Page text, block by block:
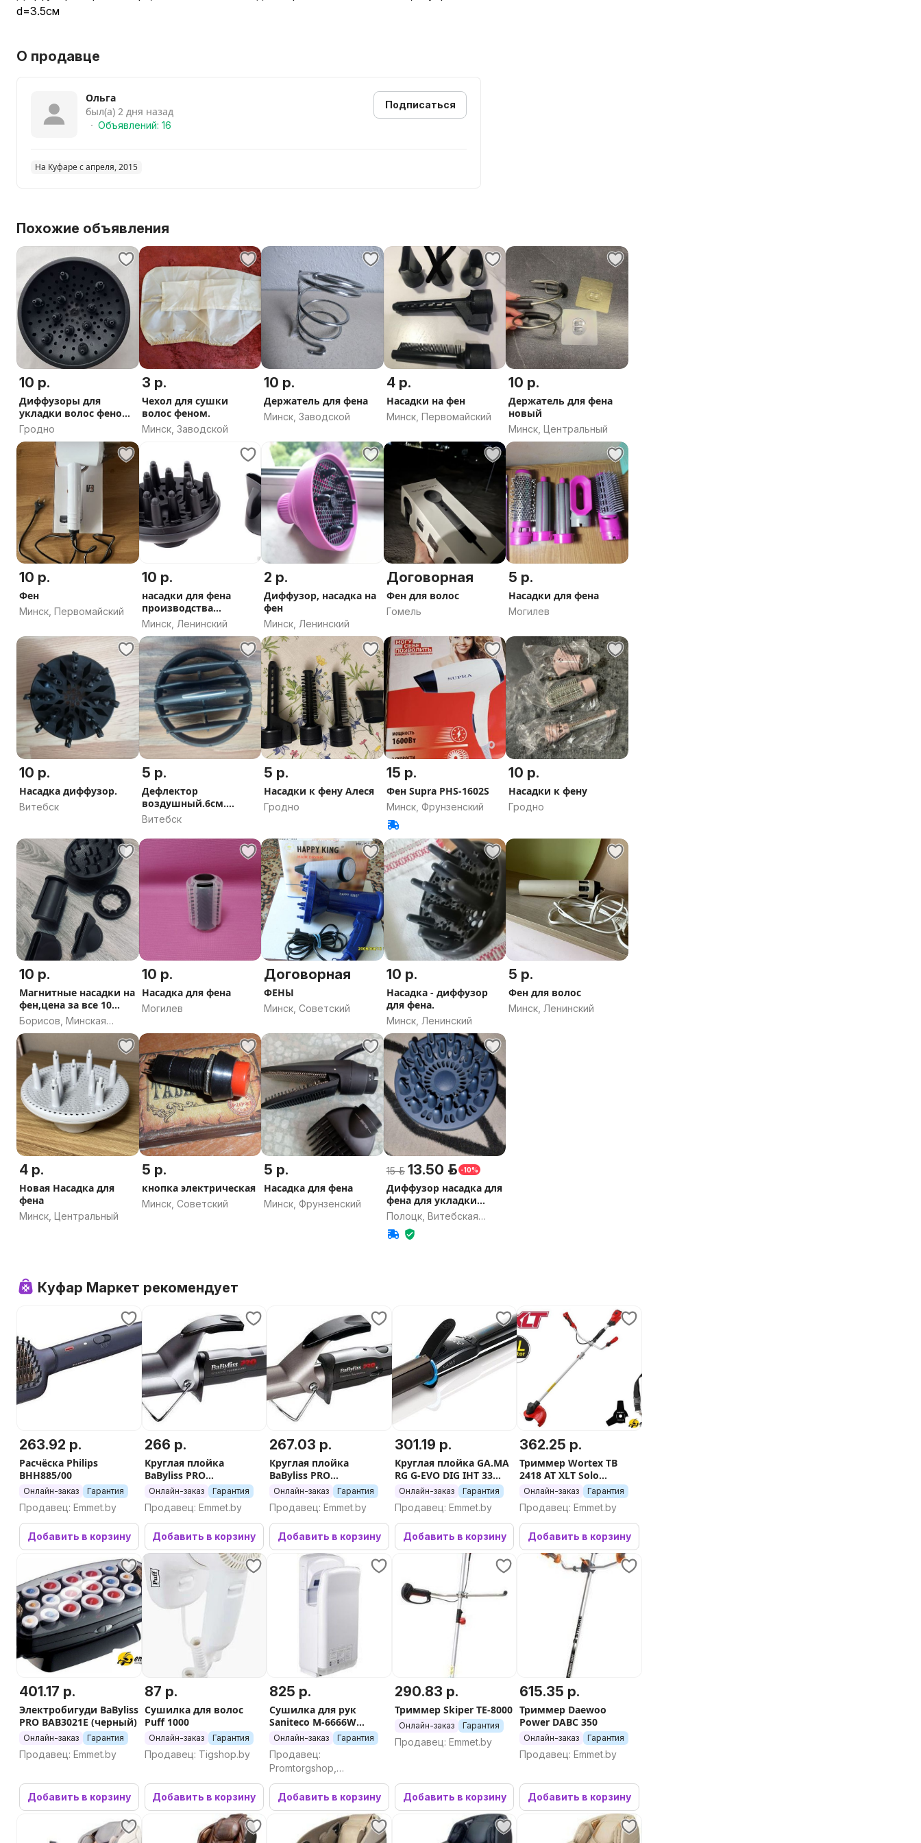
d=3.5см
О продавце
Ольга
был(а) 2 дня назад
Объявлений: 16
Подписаться
На Куфаре с апреля, 2015
Похожие объявления
10 р.
Диффузоры для
укладки волос феном
пальчиковый
Гродно
3 р.
Чехол для сушки
волос феном.
Минск, Заводской
10 р.
Держатель для фена
Минск, Заводской
4 р.
Насадки на фен
Минск, Первомайский
10 р.
Держатель для фена
новый
Минск, Центральный
10 р.
Фен
Минск, Первомайский
10 р.
насадки для фена
производства
германия ideen welt,
Минск, Ленинский
2 р.
Диффузор, насадка на
фен
Минск, Ленинский
Договорная
Фен для волос
Гомель
5 р.
Насадки для фена
Могилев
10 р.
Насадка диффузор.
Витебск
5 р.
Дефлектор
воздушный.6см.
Диамет.
Витебск
5 р.
Насадки к фену Алеся
Гродно
15 р.
Фен Supra PHS-1602S
Минск, Фрунзенский
10 р.
Насадки к фену
Гродно
10 р.
Магнитные насадки на
фен,цена за все 10
рублей
Борисов, Минская
область
10 р.
Насадка для фена
Могилев
Договорная
ФЕНЫ
Минск, Советский
10 р.
Насадка - диффузор
для фена.
Минск, Ленинский
5 р.
Фен для волос
Минск, Ленинский
4 р.
Новая Насадка для
фена
Минск, Центральный
5 р.
кнопка электрическая
Минск, Советский
5 р.
Насадка для фена
Минск, Фрунзенский
15 р. 13.50 р. -10%
Диффузор насадка для
фена для укладки
волос
Полоцк, Витебская
область
Куфар Маркет рекомендует
263.92 р.
Расчёска Philips
BHH885/00
Онлайн-заказ Гарантия
Продавец: Emmet.by
Добавить в корзину
266 р.
Круглая плойка
BaByliss PRO
BAB2275TTE
Онлайн-заказ Гарантия
Продавец: Emmet.by
Добавить в корзину
267.03 р.
Круглая плойка
BaByliss PRO
BAB2173TTE
Онлайн-заказ Гарантия
Продавец: Emmet.by
Добавить в корзину
301.19 р.
Круглая плойка GA.MA
RG G-EVO DIG IHT 33
SC0603
Онлайн-заказ Гарантия
Продавец: Emmet.by
Добавить в корзину
362.25 р.
Триммер Wortex TB
2418 AT XLT Solo
2333190 (без АКБ)
Онлайн-заказ Гарантия
Продавец: Emmet.by
Добавить в корзину
401.17 р.
Электробигуди BaByliss
PRO BAB3021E (черный)
Онлайн-заказ Гарантия
Продавец: Emmet.by
Добавить в корзину
87 р.
Сушилка для волос
Puff 1000
Онлайн-заказ Гарантия
Продавец: Tigshop.by
Добавить в корзину
825 р.
Сушилка для рук
Saniteco M-6666W
(2000W, белый)
Онлайн-заказ Гарантия
Продавец:
Promtorgshop,
Промторгшоп
Добавить в корзину
290.83 р.
Триммер Skiper TE-8000
Онлайн-заказ Гарантия
Продавец: Emmet.by
Добавить в корзину
615.35 р.
Триммер Daewoo
Power DABC 350
Онлайн-заказ Гарантия
Продавец: Emmet.by
Добавить в корзину